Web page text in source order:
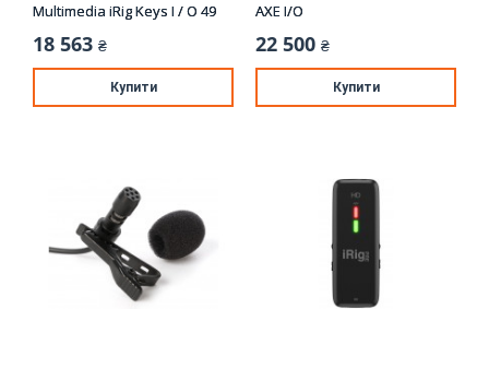
Multimedia iRig Keys I / O 49
18 563 ₴
Купити
AXE I/O
22 500 ₴
Купити